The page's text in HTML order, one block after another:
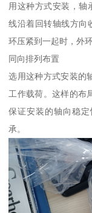
用这种方式安装，轴
线沿着回转轴线方向
环压紧到一起时，外
同向排列布置
选用这种方式安装的
工作载荷。这样的布
保证安装的轴向稳
承。